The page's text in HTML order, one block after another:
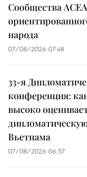
Сообщества
народа
07/08/2026 07:48
33-я
конференция:
высоко
Вьетнама
07/08/2026 06:57